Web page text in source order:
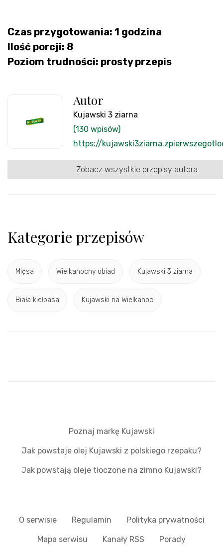
Czas przygotowania: 1 godzina
Ilość porcji: 8
Poziom trudności: prosty przepis
Autor
Kujawski 3 ziarna
(130 wpisów)
https://
Zobacz wszystkie przepisy autora
Kategorie przepisów
Mięsa Wielkanocny obiad Kujawski 3 ziarna
Biała kiełbasa Kujawski na Wielkanoc
Poznaj markę Kujawski
Jak powstaje olej Kujawski z polskiego rzepaku?
Jak powstają oleje tłoczone na zimno Kujawski?
O serwisie Regulamin Polityka prywatności
Mapa serwisu Kanały RSS Porady